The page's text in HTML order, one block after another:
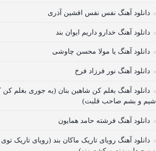
دانلود آهنگ نفس نفس افشین آذری
دانلود آهنگ خدارو داریم ایوان بند
دانلود آهنگ یا مولا محسن چاوشی
دانلود آهنگ نور فرزاد فرخ
دانلود آهنگ بغلم کن شاهین بنان (یه جوری بغلم
شیم و بشم صاحب قلبت)
دانلود آهنگ فرشته حامد همایون
دانلود آهنگ رویای تاریک ماکان بند (رویای تاریک